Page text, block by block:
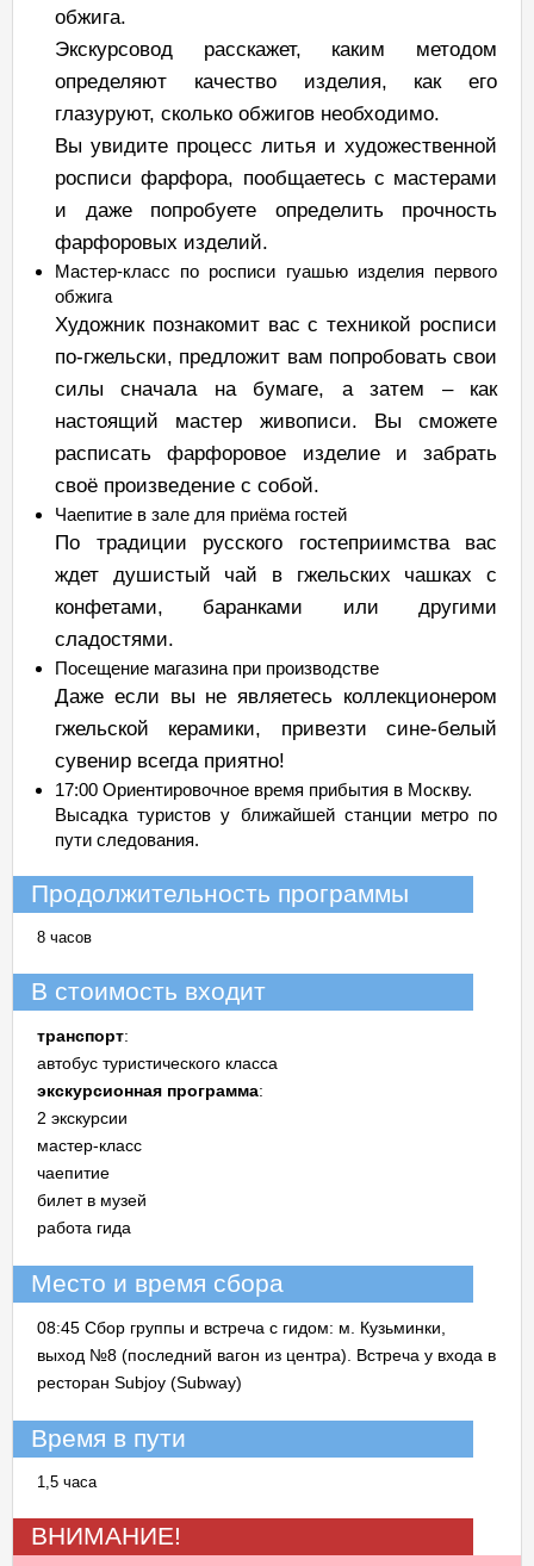
обжига.
Экскурсовод расскажет, каким методом
определяют качество изделия, как его
глазуруют, сколько обжигов необходимо.
Вы увидите процесс литья и художественной
росписи фарфора, пообщаетесь с мастерами
и даже попробуете определить прочность
фарфоровых изделий.
Мастер-класс по росписи гуашью изделия первого
обжига
Художник познакомит вас с техникой росписи
по-гжельски, предложит вам попробовать свои
силы сначала на бумаге, а затем – как
настоящий мастер живописи. Вы сможете
расписать фарфоровое изделие и забрать
своё произведение с собой.
Чаепитие в зале для приёма гостей
По традиции русского гостеприимства вас
ждет душистый чай в гжельских чашках с
конфетами, баранками или другими
сладостями.
Посещение магазина при производстве
Даже если вы не являетесь коллекционером
гжельской керамики, привезти сине-белый
сувенир всегда приятно!
17:00 Ориентировочное время прибытия в Москву.
Высадка туристов у ближайшей станции метро по
пути следования.
Продолжительность программы
8 часов
В стоимость входит
транспорт:
автобус туристического класса
экскурсионная программа:
2 экскурсии
мастер-класс
чаепитие
билет в музей
работа гида
Место и время сбора
08:45 Сбор группы и встреча с гидом: м. Кузьминки,
выход №8 (последний вагон из центра). Встреча у входа в
ресторан Subjoy (Subway)
Время в пути
1,5 часа
ВНИМАНИЕ!